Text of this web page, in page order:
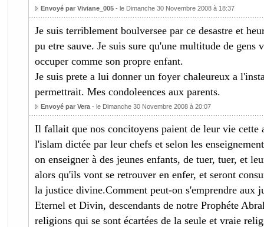
Envoyé par Viviane_005- le Dimanche 30 Novembre 2008 à 18:37
Je suis terriblement boulversee par ce desastre et
pu etre sauve. Je suis sure qu'une multitude de gens
occuper comme son propre enfant.
Je suis prete a lui donner un foyer chaleureux a
permettrait. Mes condoleences aux parents.
Envoyé par Vera- le Dimanche 30 Novembre 2008 à 20:07
Il fallait que nos concitoyens paient de leur vie cette
l'islam dictée par leur chefs et selon les
on enseigner à des jeunes enfants, de tuer, tuer, et
alors qu'ils vont se retrouver en enfer, et seront
la justice divine.Comment peut-on s'emprendre aux
Eternel et Divin, descendants de notre Prophéte
religions qui se sont écartées de la seule et vraie